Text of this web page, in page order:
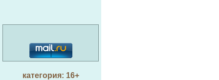
категория: 16+